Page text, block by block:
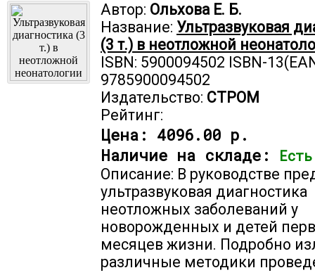
Автор: Ольхова Е. Б.
Название: Ультразвуковая
(3 т.) в неотложной
ISBN: 5900094502 ISBN-
9785900094502
Издательство: СТРОМ
Рейтинг:
Цена: 4096.00 р.
Наличие на складе:
Описание: В руководстве
ультразвуковая диагностика
неотложных заболеваний у
новорожденных и детей
месяцев жизни. Подробно
различные методики